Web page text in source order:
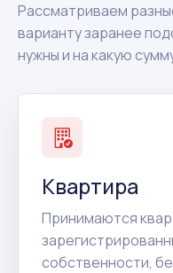
Рассматриваем
варианту заранее
нужны и на какую
Квартира
Принимаются
собственности,